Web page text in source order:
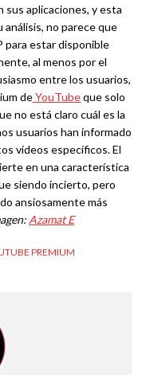
sus aplicaciones, y esta
análisis, no parece que
para estar disponible
al menos por el
entre los usuarios,
deYouTubeque solo
no está claro cuál es la
usuarios han informado
vídeos específicos. El
en una característica
siendo incierto, pero
ansiosamente más
Azamat E
PREMIUM